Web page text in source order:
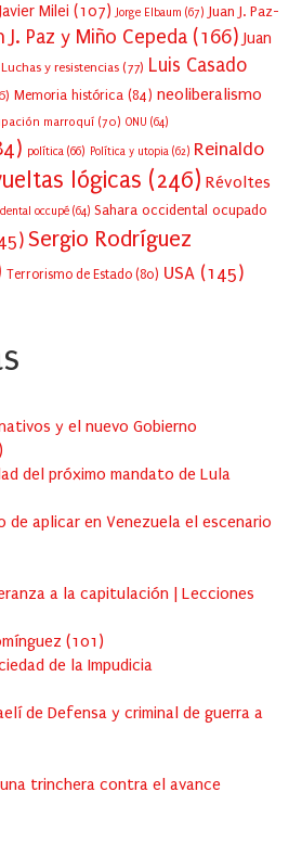
Javier Milei (107) Jorge Elbaum (67) Juan J. Paz-
J. Paz y Miño Cepeda (166) Juan
Luchas y resistencias (77) Luis Casado
Memoria histórica (84) neoliberalismo
marroquí (70) ONU (64)
política (66) Política y utopia (62) Reinaldo
lógicas (246) Révoltes
occupé (64) Sahara occidental ocupado
Sergio Rodríguez
Terrorismo de Estado (80) USA (145)
y el nuevo Gobierno
)
del próximo mandato de Lula
de aplicar en Venezuela el escenario
a la capitulación | Lecciones
(101 )
de la Impudicia
de Defensa y criminal de guerra a
trinchera contra el avance